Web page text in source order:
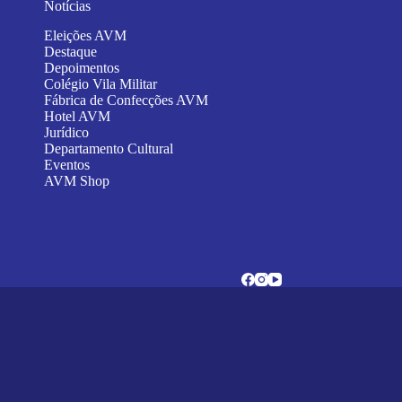
Notícias
Eleições AVM
Destaque
Depoimentos
Colégio Vila Militar
Fábrica de Confecções AVM
Hotel AVM
Jurídico
Departamento Cultural
Eventos
AVM Shop